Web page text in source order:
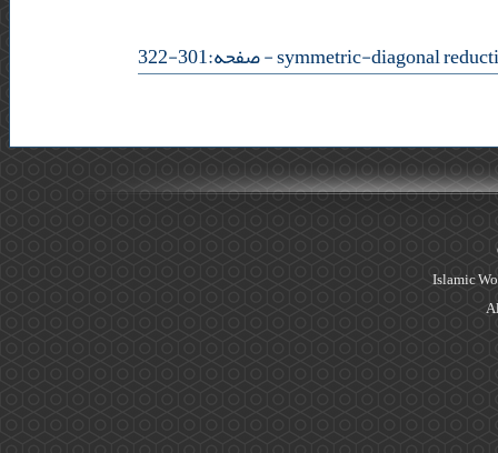
- صفحه:301-322
Islamic